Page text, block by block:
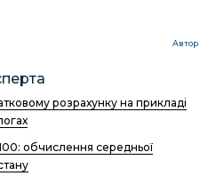
Автор
розрахунку на прикладі
обчислення середньої